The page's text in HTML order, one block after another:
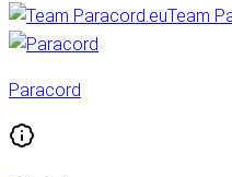
Team
Paracord